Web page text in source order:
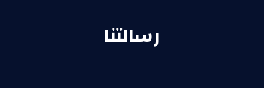
رسالتنا